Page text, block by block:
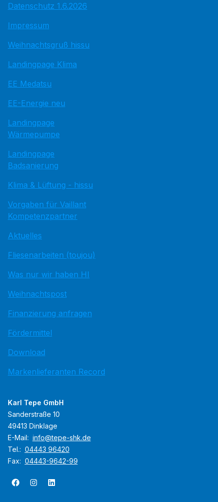
Datenschutz 1.6.2026
Impressum
Weihnachtsgruß hissu
Landingpage Klima
EE Medatsu
EE-Energie neu
Landingpage
Wärmepumpe
Landingpage
Badsanierung
Klima & Lüftung - hissu
Vorgaben für Vaillant
Kompetenzpartner
Aktuelles
Fliesenarbeiten (toujou)
Was nur wir haben HI
Weihnachtspost
Finanzierung anfragen
Fördermittel
Download
Markenlieferanten Record
Karl Tepe GmbH
Sanderstraße 10
49413 Dinklage
E-Mail: info@tepe-shk.de
Tel.: 04443 96420
Fax: 04443-9642-99